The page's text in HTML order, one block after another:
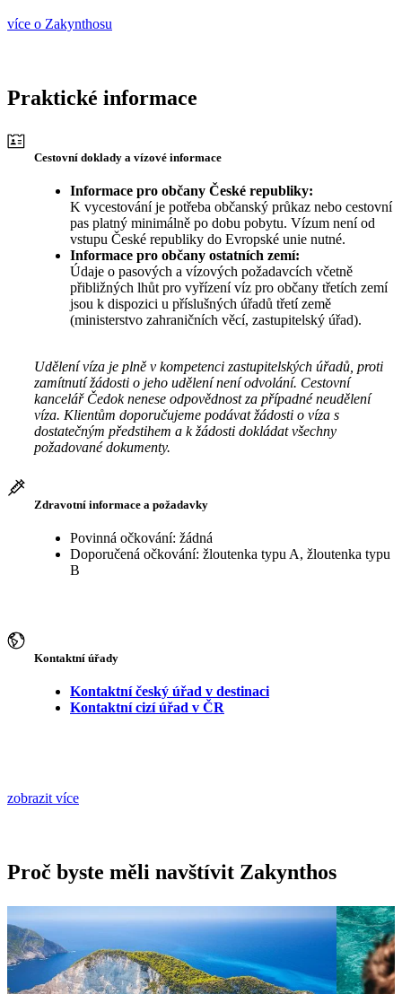
více o Zakynthosu
Praktické informace
Cestovní doklady a vízové informace
Informace pro občany České republiky:
K vycestování je potřeba občanský průkaz nebo cestovní
pas platný minimálně po dobu pobytu. Vízum není od
vstupu České republiky do Evropské unie nutné.
Informace pro občany ostatních zemí:
Údaje o pasových a vízových požadavcích včetně
přibližných lhůt pro vyřízení víz pro občany třetích zemí
jsou k dispozici u příslušných úřadů třetí země
(ministerstvo zahraničních věcí, zastupitelský úřad).
Udělení víza je plně v kompetenci zastupitelských úřadů, proti
zamítnutí žádosti o jeho udělení není odvolání. Cestovní
kancelář Čedok nenese odpovědnost za případné neudělení
víza. Klientům doporučujeme podávat žádosti o víza s
dostatečným předstihem a k žádosti dokládat všechny
požadované dokumenty.
Zdravotní informace a požadavky
Povinná očkování: žádná
Doporučená očkování: žloutenka typu A, žloutenka typu
B
Kontaktní úřady
Kontaktní český úřad v destinaci
Kontaktní cizí úřad v ČR
zobrazit více
Proč byste měli navštívit Zakynthos